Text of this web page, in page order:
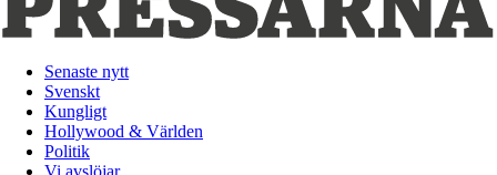
Senaste nytt
Svenskt
Kungligt
Hollywood & Världen
Politik
Vi avslöjar